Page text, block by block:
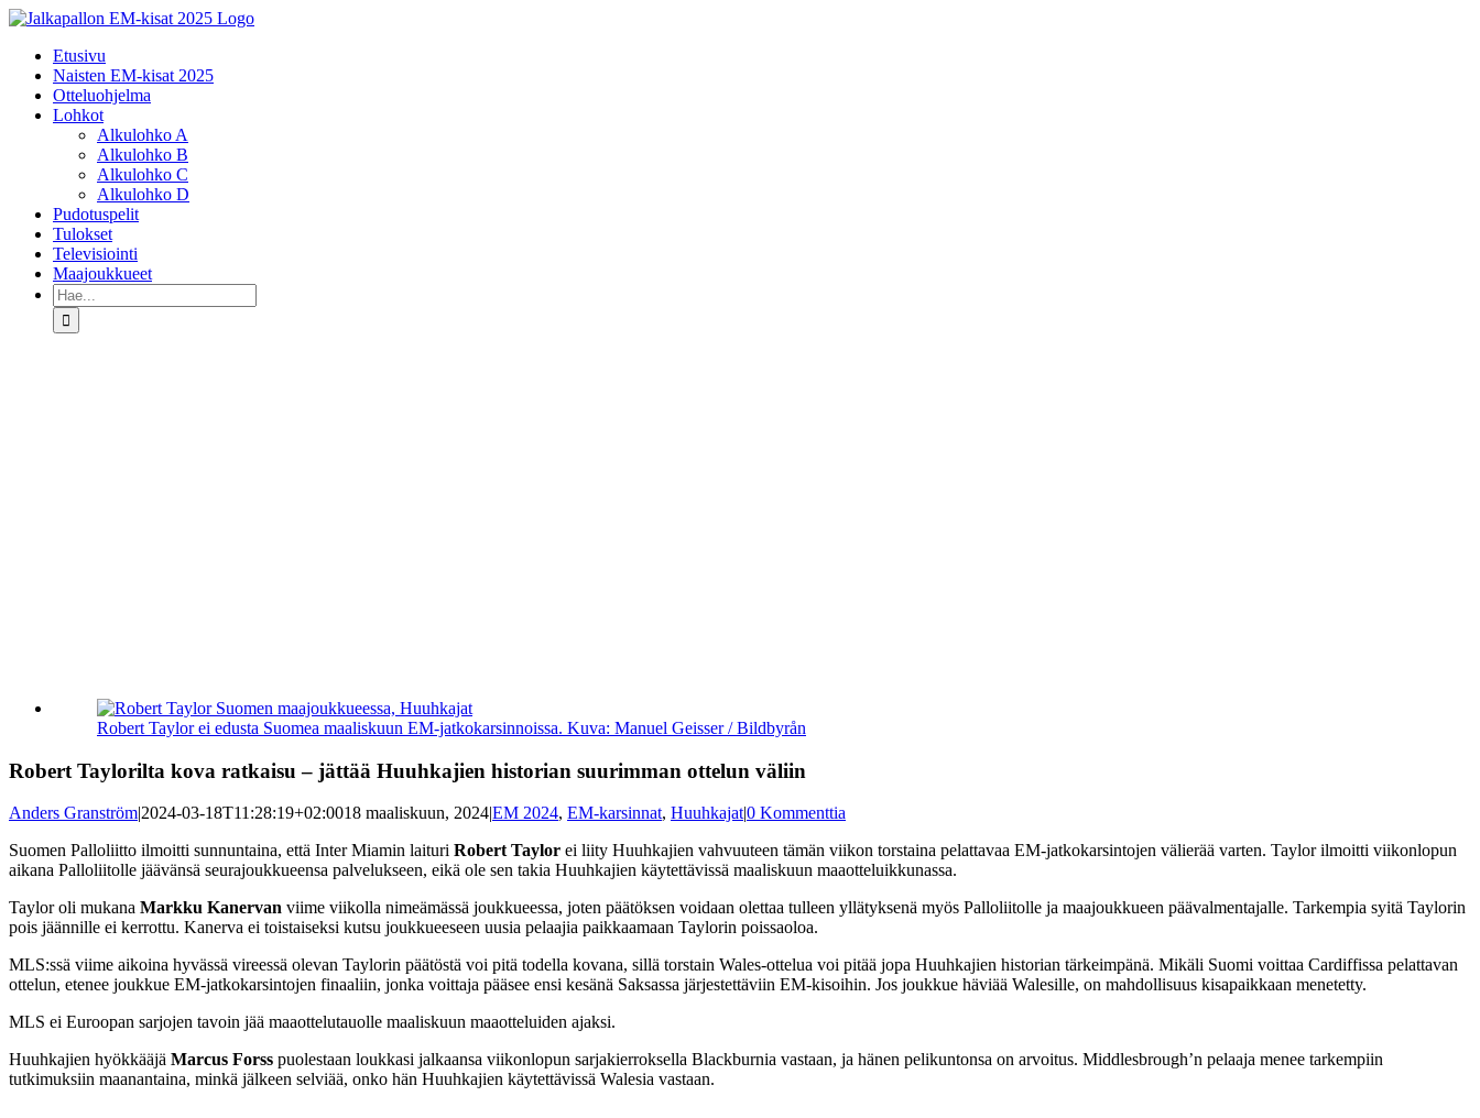
Skip
contentEtusivu
Naisten EM-kisat 2025
Otteluohjelma
Lohkot
Alkulohko A
Alkulohko B
Alkulohko C
Alkulohko D
Pudotuspelit
Tulokset
Televisiointi
Maajoukkueet
Etsi
...
Robert Taylor ei edusta Suomea maaliskuun EM-jatkokarsinnoissa. Kuva: Manuel Geisser / Bildbyrån
Robert Taylorilta kova ratkaisu – jättää Huuhkajien historian suurimman ottelun väliin
Anders Granström|2024-03-18T11:28:19+02:0018 maaliskuun, 2024|EM 2024, EM-karsinnat, Huuhkajat|0 Kommenttia
Suomen Palloliitto ilmoitti sunnuntaina, että Inter Miamin laituri Robert Taylor ei liity Huuhkajien vahvuuteen tämän viikon torstaina pelattavaa EM-jatkokarsintojen välierää varten. Taylor ilmoitti viikonlopun
aikana Palloliitolle jäävänsä seurajoukkueensa palvelukseen, eikä ole sen takia Huuhkajien käytettävissä maaliskuun maaotteluikkunassa.
Taylor oli mukana Markku Kanervan viime viikolla nimeämässä joukkueessa, joten päätöksen voidaan olettaa tulleen yllätyksenä myös Palloliitolle ja maajoukkueen päävalmentajalle. Tarkempia syitä Taylorin
pois jäännille ei kerrottu. Kanerva ei toistaiseksi kutsu joukkueeseen uusia pelaajia paikkaamaan Taylorin poissaoloa.
MLS:ssä viime aikoina hyvässä vireessä olevan Taylorin päätöstä voi pitä todella kovana, sillä torstain Wales-ottelua voi pitää jopa Huuhkajien historian tärkeimpänä. Mikäli Suomi voittaa Cardiffissa pelattavan
ottelun, etenee joukkue EM-jatkokarsintojen finaaliin, jonka voittaja pääsee ensi kesänä Saksassa järjestettäviin EM-kisoihin. Jos joukkue häviää Walesille, on mahdollisuus kisapaikkaan menetetty.
MLS ei Euroopan sarjojen tavoin jää maaottelutauolle maaliskuun maaotteluiden ajaksi.
Huuhkajien hyökkääjä Marcus Forss puolestaan loukkasi jalkaansa viikonlopun sarjakierroksella Blackburnia vastaan, ja hänen pelikuntonsa on arvoitus. Middlesbrough’n pelaaja menee tarkempiin
tutkimuksiin maanantaina, minkä jälkeen selviää, onko hän Huuhkajien käytettävissä Walesia vastaan.